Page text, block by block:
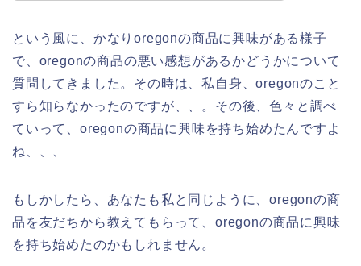
という風に、かなりoregonの商品に興味がある様子
で、oregonの商品の悪い感想があるかどうかについて
質問してきました。その時は、私自身、oregonのこと
すら知らなかったのですが、、。その後、色々と調べ
ていって、oregonの商品に興味を持ち始めたんですよ
ね、、、
もしかしたら、あなたも私と同じように、oregonの商
品を友だちから教えてもらって、oregonの商品に興味
を持ち始めたのかもしれません。